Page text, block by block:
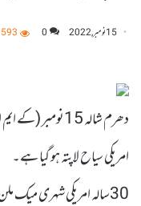
15 نومبر, 2022 0
593
دھرم شالہ
امریکی سیاح لاپتہ ہو گیا ہے۔
30سالہ امریکی شہری